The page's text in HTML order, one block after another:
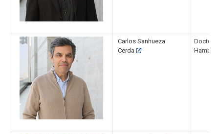
Carlos Sanhueza
Cerda
Doctor